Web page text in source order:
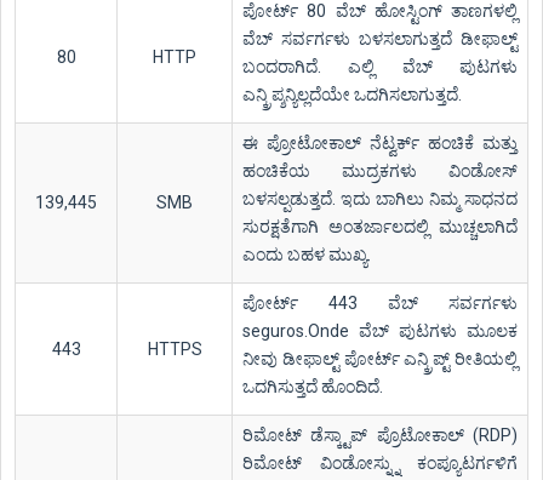
80 HTTP
ಪೋರ್ಟ್ 80 ವೆಬ್ ಹೋಸ್ಟಿಂಗ್ ತಾಣಗಳಲ್ಲಿ
ವೆಬ್ ಸರ್ವರ್ಗಳು ಬಳಸಲಾಗುತ್ತದೆ ಡೀಫಾಲ್ಟ್
ಬಂದರಾಗಿದೆ. ಎಲ್ಲಿ ವೆಬ್ ಪುಟಗಳು
ಎನ್ಕ್ರಿಪ್ಶನ್ಯಿಲ್ಲದೆಯೇ ಒದಗಿಸಲಾಗುತ್ತದೆ.
139,445 SMB
ಈ ಪ್ರೋಟೋಕಾಲ್ ನೆಟ್ವರ್ಕ್ ಹಂಚಿಕೆ ಮತ್ತು
ಹಂಚಿಕೆಯ ಮುದ್ರಕಗಳು ವಿಂಡೋಸ್
ಬಳಸಲ್ಪಡುತ್ತದೆ. ಇದು ಬಾಗಿಲು ನಿಮ್ಮ ಸಾಧನದ
ಸುರಕ್ಷತೆಗಾಗಿ ಅಂತರ್ಜಾಲದಲ್ಲಿ ಮುಚ್ಚಲಾಗಿದೆ
ಎಂದು ಬಹಳ ಮುಖ್ಯ.
443 HTTPS
ಪೋರ್ಟ್ 443 ವೆಬ್ ಸರ್ವರ್ಗಳು
seguros.Onde ವೆಬ್ ಪುಟಗಳು ಮೂಲಕ
ನೀವು ಡೀಫಾಲ್ಟ್ ಪೋರ್ಟ್ ಎನ್ಕ್ರಿಪ್ಟ್ ರೀತಿಯಲ್ಲಿ
ಒದಗಿಸುತ್ತದೆ ಹೊಂದಿದೆ.
ರಿಮೋಟ್ ಡೆಸ್ಕ್ಟಾಪ್ ಪ್ರೊಟೋಕಾಲ್ (RDP)
ರಿಮೋಟ್ ವಿಂಡೋಸ್ನ್ನು ಕಂಪ್ಯೂಟರ್ಗಳಿಗೆ